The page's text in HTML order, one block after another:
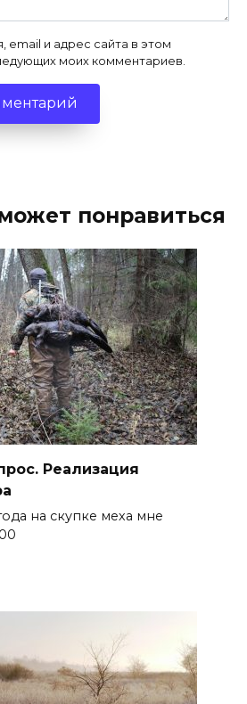
email и адрес сайта в этом
моих комментариев.
понравиться
Реализация
на скупке меха мне